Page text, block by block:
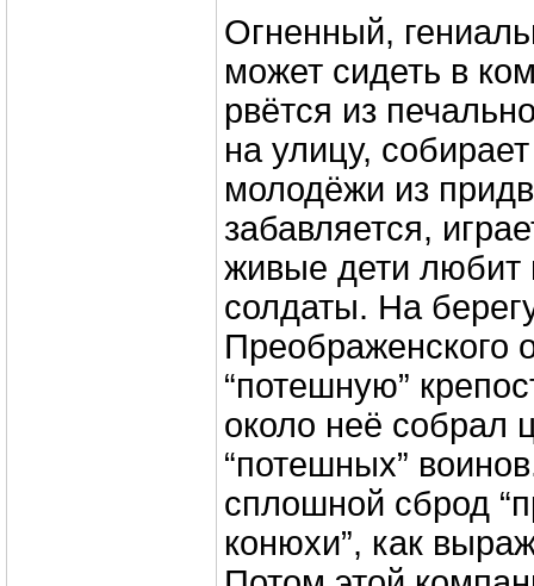
Огненный,
может сидеть в
рвётся из
на улицу,
молодёжи из
забавляется,
живые дети любит
солдаты. На
Преображенского
“потешную”
около неё собрал
“потешных”
сплошной сброд
конюхи”, как